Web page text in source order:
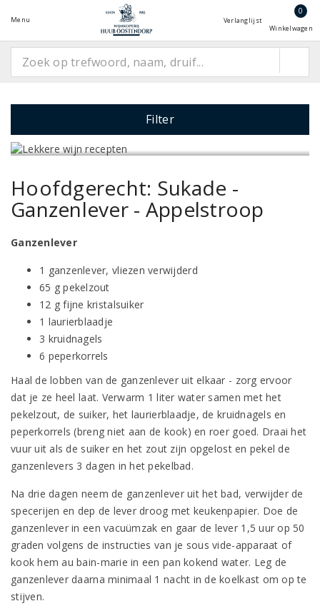
Menu Verlanglijst
0
Winkelwagen
Filter
Hoofdgerecht: Sukade -
Ganzenlever - Appelstroop
Ganzenlever
1 ganzenlever, vliezen verwijderd
65 g pekelzout
12 g fijne kristalsuiker
1 laurierblaadje
3 kruidnagels
6 peperkorrels
Haal de lobben van de ganzenlever uit elkaar - zorg ervoor
dat je ze heel laat. Verwarm 1 liter water samen met het
pekelzout, de suiker, het laurierblaadje, de kruidnagels en
peperkorrels (breng niet aan de kook) en roer goed. Draai het
vuur uit als de suiker en het zout zijn opgelost en pekel de
ganzenlevers 3 dagen in het pekelbad.
Na drie dagen neem de ganzenlever uit het bad, verwijder de
specerijen en dep de lever droog met keukenpapier. Doe de
ganzenlever in een vacuümzak en gaar de lever 1,5 uur op 50
graden volgens de instructies van je sous vide-apparaat of
kook hem au bain-marie in een pan kokend water. Leg de
ganzenlever daarna minimaal 1 nacht in de koelkast om op te
stijven.